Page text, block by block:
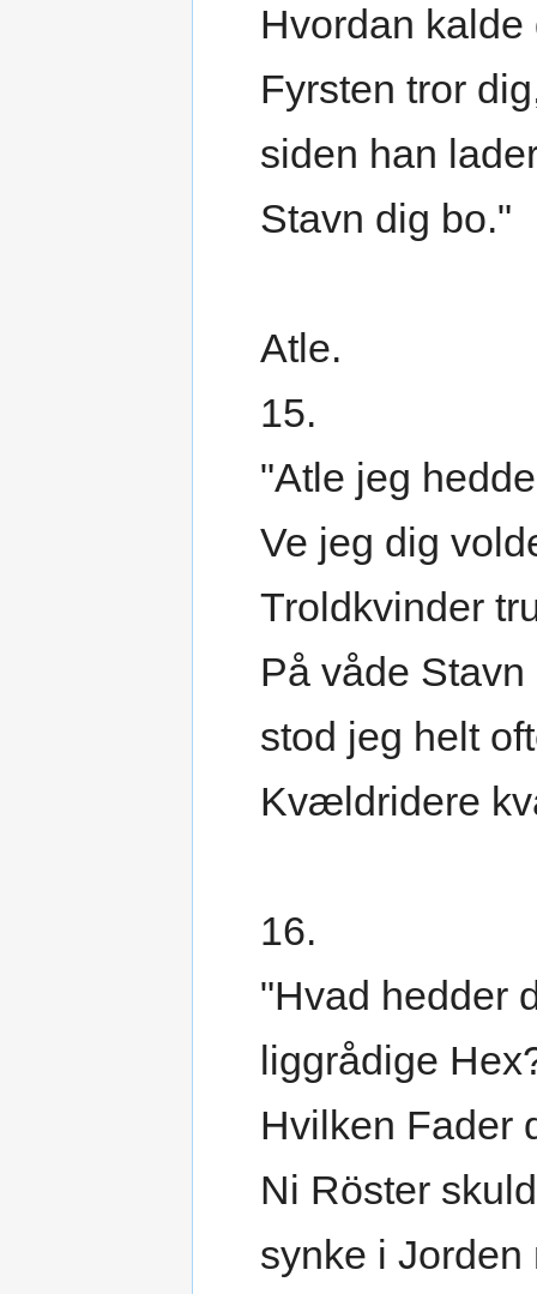
Hvordan
Fyrsten tror
siden han
Stavn dig bo."
Atle.
15.
"Atle jeg
Ve jeg dig
Troldkvinder
På våde Stavn
stod jeg helt
Kvældridere
16.
"Hvad hedder
liggrådige
Hvilken Fader
Ni Röster
synke i Jorden